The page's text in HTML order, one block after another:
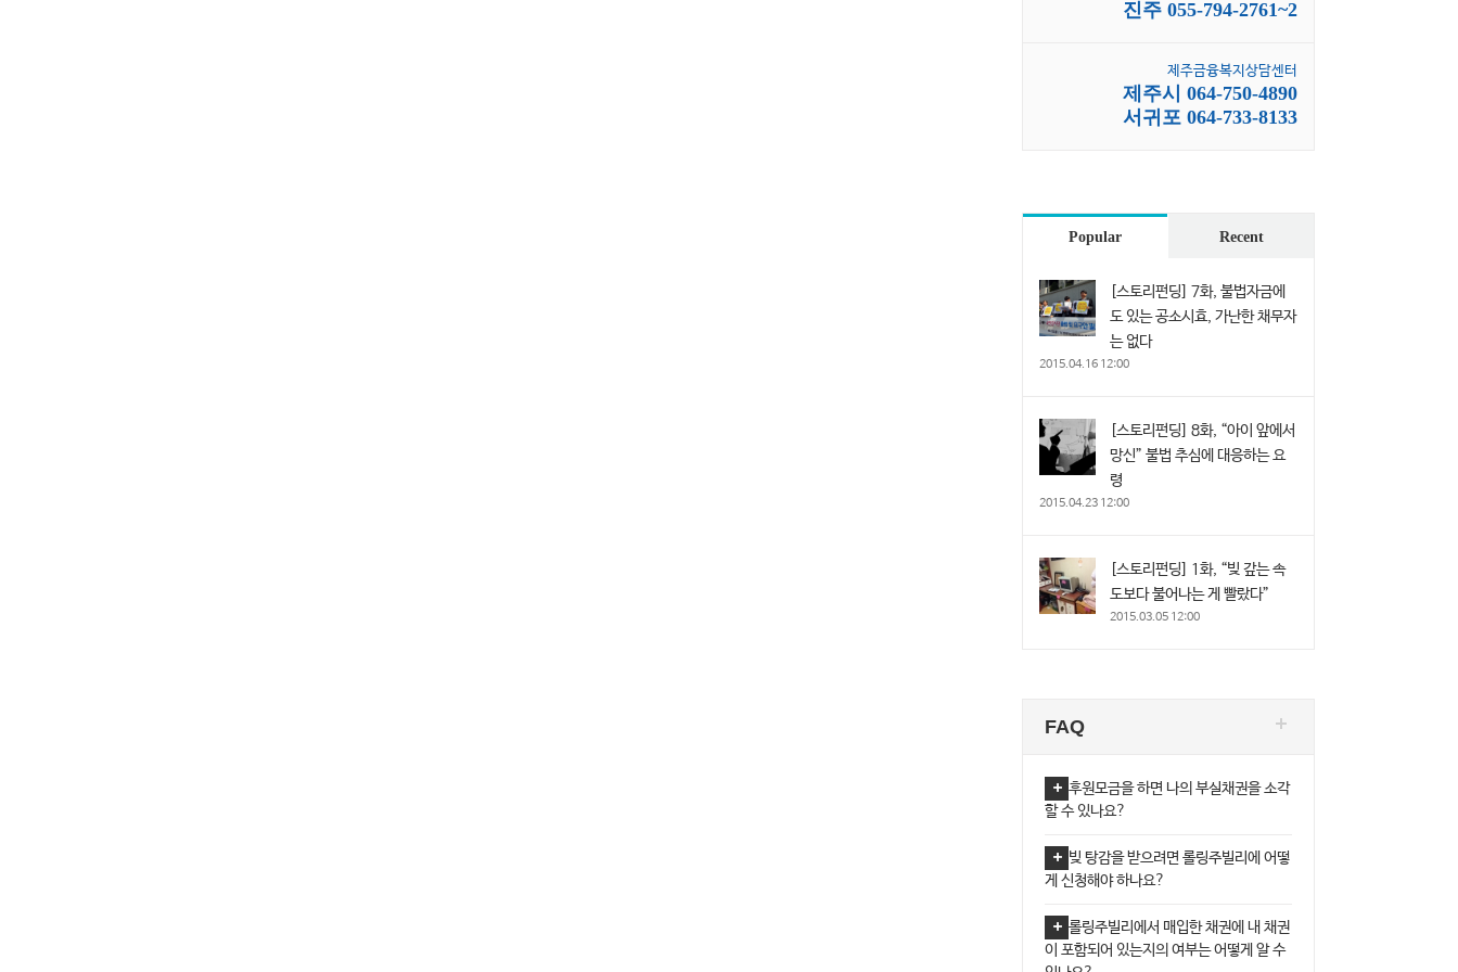
진주 055-794-2761~2
제주금융복지상담센터
제주시 064-750-4890
서귀포 064-733-8133
Popular Recent
[스토리펀딩] 7화, 불법자금에
도 있는 공소시효, 가난한 채무자
는 없다
2015.04.16 12:00
[스토리펀딩] 8화, “아이 앞에서
망신” 불법 추심에 대응하는 요
령
2015.04.23 12:00
[스토리펀딩] 1화, “빚 갚는 속
도보다 불어나는 게 빨랐다”
2015.03.05 12:00
FAQ
후원모금을 하면 나의 부실채권을 소각
할 수 있나요?
빚 탕감을 받으려면 롤링주빌리에 어떻
게 신청해야 하나요?
롤링주빌리에서 매입한 채권에 내 채권
이 포함되어 있는지의 여부는 어떻게 알 수